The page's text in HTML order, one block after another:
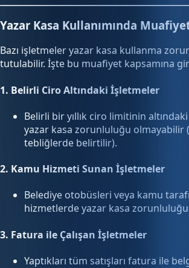
Yazar Kasa Kullanımında
Bazı işletmeler yazar kasa kullanma
tutulabilir. İşte bu muafiyet kapsamına
1. Belirli Ciro Altındaki İşletmeler
Belirli bir yıllık ciro limitinin
yazar kasa zorunluluğu olmayabilir
tebliğlerde belirtilir).
2. Kamu Hizmeti Sunan İşletmeler
Belediye otobüsleri veya kamu
hizmetlerde yazar kasa
3. Fatura ile Çalışan İşletmeler
Yaptıkları tüm satışları fatura ile